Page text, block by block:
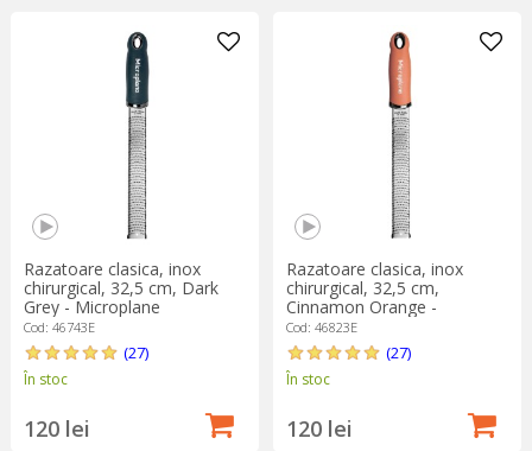
Razatoare clasica, inox
chirurgical, 32,5 cm, Dark
Grey - Microplane
Cod: 46743E
(27)
În stoc
120 lei
Razatoare clasica, inox
chirurgical, 32,5 cm,
Cinnamon Orange -
Microplane
Cod: 46823E
(27)
În stoc
120 lei